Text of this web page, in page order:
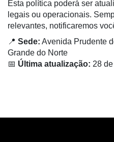
Esta política poderá ser
legais ou operacionais.
relevantes, notificaremos
📍 Sede: Avenida Prudente
Grande do Norte
📅 Última atualização: 28